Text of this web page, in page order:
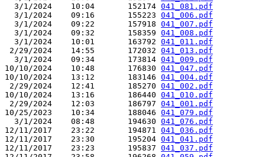
3/1/2024    10:04       152174 041_081.pdf
3/1/2024    09:16       155223 041_006.pdf
3/1/2024    09:22       157918 041_007.pdf
3/1/2024    09:32       158359 041_008.pdf
3/1/2024    10:01       163792 041_011.pdf
2/29/2024    14:55       172032 041_013.pdf
3/1/2024    09:34       173814 041_009.pdf
10/10/2024    10:48       176830 041_047.pdf
10/10/2024    13:12       183146 041_004.pdf
2/29/2024    12:41       185270 041_002.pdf
10/10/2024    13:16       186440 041_010.pdf
2/29/2024    12:03       186797 041_001.pdf
10/25/2023    10:34       188046 041_079.pdf
3/1/2024    08:48       194630 041_076.pdf
12/11/2017    23:22       194871 041_036.pdf
12/11/2017    23:30       195204 041_041.pdf
12/11/2017    23:23       195837 041_037.pdf